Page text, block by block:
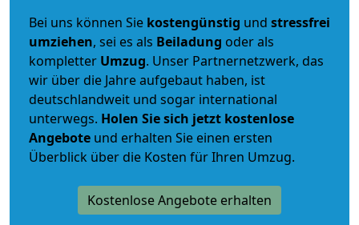
Bei uns können Sie kostengünstig und stressfrei
umziehen, sei es als Beiladung oder als
kompletter Umzug. Unser Partnernetzwerk, das
wir über die Jahre aufgebaut haben, ist
deutschlandweit und sogar international
unterwegs. Holen Sie sich jetzt kostenlose
Angebote und erhalten Sie einen ersten
Überblick über die Kosten für Ihren Umzug.
Kostenlose Angebote erhalten